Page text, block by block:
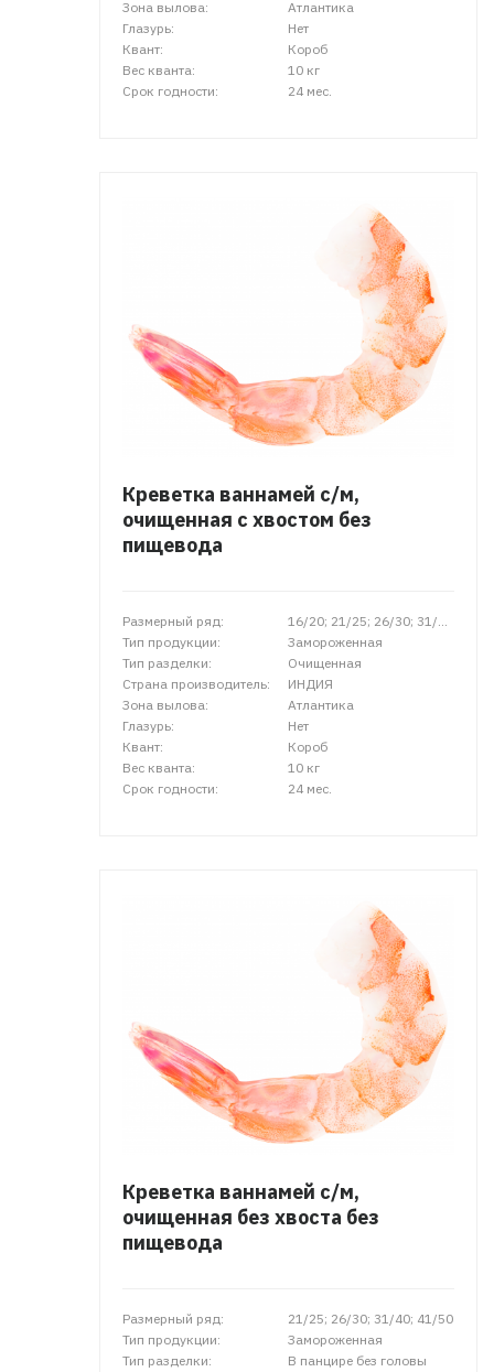
Зона вылова:
Атлантика
Глазурь:
Нет
Квант:
Короб
Вес кванта:
10 кг
Срок годности:
24 мес.
Креветка ваннамей с/м,
очищенная с хвостом без
пищевода
Размерный ряд:
16/20; 21/25; 26/30; 31/40; 41/50
Тип продукции:
Замороженная
Тип разделки:
Очищенная
Страна производитель:
ИНДИЯ
Зона вылова:
Атлантика
Глазурь:
Нет
Квант:
Короб
Вес кванта:
10 кг
Срок годности:
24 мес.
Креветка ваннамей с/м,
очищенная без хвоста без
пищевода
Размерный ряд:
21/25; 26/30; 31/40; 41/50
Тип продукции:
Замороженная
Тип разделки:
В панцире без головы